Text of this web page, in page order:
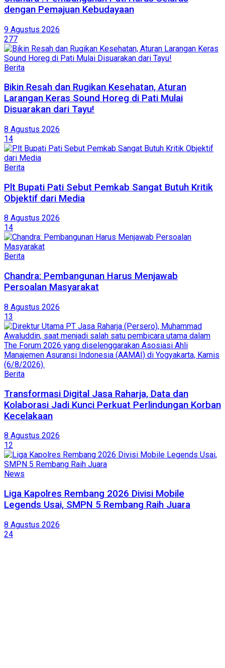
dengan Pemajuan Kebudayaan
9 Agustus 2026
277
Berita
Bikin Resah dan Rugikan Kesehatan, Aturan
Larangan Keras Sound Horeg di Pati Mulai
Disuarakan dari Tayu!
8 Agustus 2026
14
Berita
Plt Bupati Pati Sebut Pemkab Sangat Butuh Kritik
Objektif dari Media
8 Agustus 2026
14
Berita
Chandra: Pembangunan Harus Menjawab
Persoalan Masyarakat
8 Agustus 2026
13
Berita
Transformasi Digital Jasa Raharja, Data dan
Kolaborasi Jadi Kunci Perkuat Perlindungan Korban
Kecelakaan
8 Agustus 2026
12
News
Liga Kapolres Rembang 2026 Divisi Mobile
Legends Usai, SMPN 5 Rembang Raih Juara
8 Agustus 2026
24